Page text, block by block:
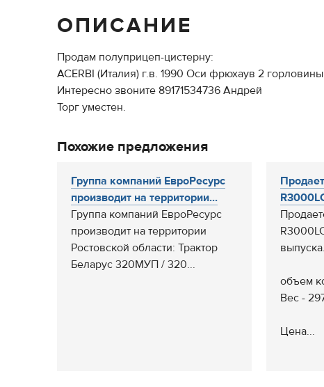
ОПИСАНИЕ
Продам полуприцеп-цистерну:
ACERBI (Италия) г.в. 1990 Оси фрюхаув 2
Интересно звоните 89171534736 Андрей
Торг уместен.
Похожие предложения
Группа компаний ЕвроРесурс
производит на территории...
Группа компаний ЕвроРесурс
производит на территории
Ростовской области: Трактор
Беларус 320МУП / 320...
выпуска.
объем
Вес -
Цена...